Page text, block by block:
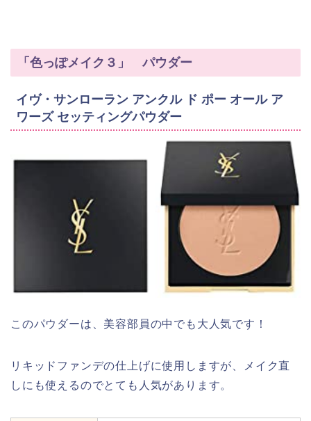
「色っぽメイク３」 パウダー
イヴ・サンローラン アンクル ド ポー オール ア
ワーズ セッティングパウダー
このパウダーは、美容部員の中でも大人気です！
リキッドファンデの仕上げに使用しますが、メイク直
しにも使えるのでとても人気があります。